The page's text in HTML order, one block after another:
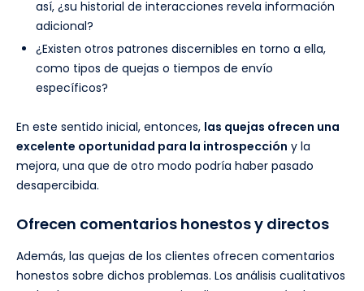
así, ¿su historial de interacciones revela información
adicional?
¿Existen otros patrones discernibles en torno a ella,
como tipos de quejas o tiempos de envío
específicos?
En este sentido inicial, entonces, las quejas ofrecen una
excelente oportunidad para la introspección y la
mejora, una que de otro modo podría haber pasado
desapercibida.
Ofrecen comentarios honestos y directos
Además, las quejas de los clientes ofrecen comentarios
honestos sobre dichos problemas. Los análisis cualitativos